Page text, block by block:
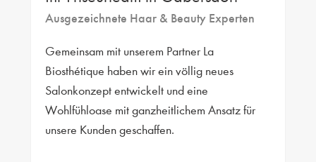
Ausgezeichnete Haar & Beauty Experten
Gemeinsam mit unserem Partner La
Biosthétique haben wir ein völlig neues
Salonkonzept entwickelt und eine
Wohlfühloase mit ganzheitlichem Ansatz für
unsere Kunden geschaffen.